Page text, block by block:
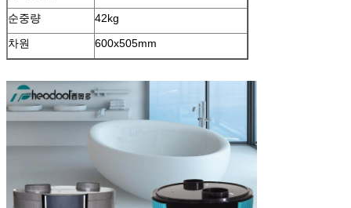
순중량
42kg
차원
600x505mm